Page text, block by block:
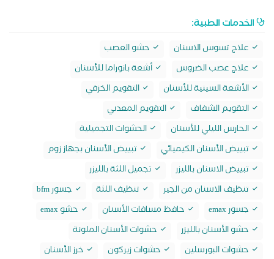
الخدمات الطبية:
علاج تسوس الاسنان
حشو العصب
علاج عصب الضروس
أشعة بانوراما للأسنان
الأشعة السينية للأسنان
التقويم الخزفي
التقويم الشفاف
التقويم المعدني
الحارس الليلي للأسنان
الحشوات التجميلية
تبييض الأسنان الكيميائي
تبييض الأسنان بجهاز زوم
تبييض الاسنان بالليزر
تجميل اللثة بالليزر
تنظيف الاسنان من الجير
تنظيف اللثة
جسور bfm
جسور emax
حافظ مسافات الأسنان
حشو emax
حشو الأسنان بالليزر
حشوات الأسنان الملونة
حشوات البورسلين
حشوات زيركون
خرز الأسنان